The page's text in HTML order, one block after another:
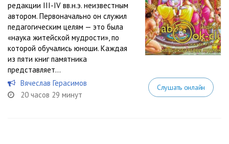
редакции III-IV вв.н.э. неизвестным
автором. Первоначально он служил
педагогическим целям — это была
«наука житейской мудрости», по
которой обучались юноши. Каждая
из пяти книг памятника
представляет...
Вячеслав Герасимов
20 часов 29 минут
Слушать онлайн